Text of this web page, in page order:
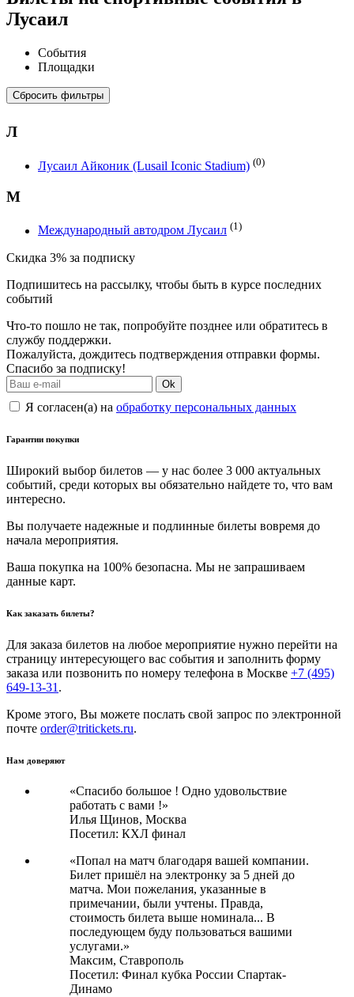
Лусаил
События
Площадки
Сбросить фильтры
Л
Лусаил Айконик (Lusail Iconic Stadium) (0)
М
Международный автодром Лусаил (1)
Скидка 3% за подписку
Подпишитесь на рассылку, чтобы быть в курсе последних
событий
Что-то пошло не так, попробуйте позднее или обратитесь в
службу поддержки.
Пожалуйста, дождитесь подтверждения отправки формы.
Спасибо за подписку!
Ok
Я согласен(а) на обработку персональных данных
Гарантии покупки
Широкий выбор билетов — у нас более 3 000 актуальных
событий, среди которых вы обязательно найдете то, что вам
интересно.
Вы получаете надежные и подлинные билеты вовремя до
начала мероприятия.
Ваша покупка на 100% безопасна. Мы не запрашиваем
данные карт.
Как заказать билеты?
Для заказа билетов на любое мероприятие нужно перейти на
страницу интересующего вас события и заполнить форму
заказа или позвонить по номеру телефона в Москве +7 (495)
649-13-31 .
Кроме этого, Вы можете послать свой запрос по электронной
почте order@tritickets.ru.
Нам доверяют
«Спасибо большое ! Одно удовольствие
работать с вами !»
Илья Щинов, Москва
Посетил: КХЛ финал
«Попал на матч благодаря вашей компании.
Билет пришёл на электронку за 5 дней до
матча. Мои пожелания, указанные в
примечании, были учтены. Правда,
стоимость билета выше номинала... В
последующем буду пользоваться вашими
услугами.»
Максим, Ставрополь
Посетил: Финал кубка России Спартак-
Динамо